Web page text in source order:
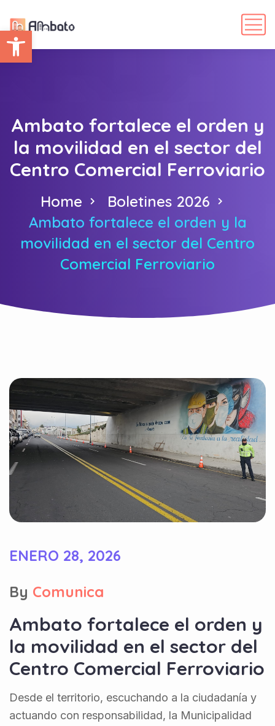
Abrir barra de herramientas
Ambato fortalece el orden y
la movilidad en el sector del
Centro Comercial Ferroviario
Home
Boletines 2026
Ambato fortalece el orden y la
movilidad en el sector del Centro
Comercial Ferroviario
ENERO 28, 2026
By Comunica
Ambato fortalece el orden y
la movilidad en el sector del
Centro Comercial Ferroviario
Desde el territorio, escuchando a la ciudadanía y
actuando con responsabilidad, la Municipalidad